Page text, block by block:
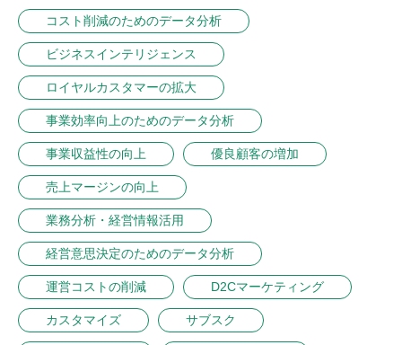
コスト削減のためのデータ分析
ビジネスインテリジェンス
ロイヤルカスタマーの拡大
事業効率向上のためのデータ分析
事業収益性の向上 優良顧客の増加
売上マージンの向上
業務分析・経営情報活用
経営意思決定のためのデータ分析
運営コストの削減 D2Cマーケティング
カスタマイズ サブスク